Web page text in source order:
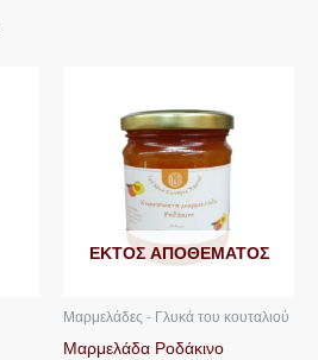
ΕΚΤΌΣ ΑΠΟΘΈΜΑΤΟΣ
Μαρμελάδες - Γλυκά του κουταλιού
Μαρμελάδα Ροδάκινο